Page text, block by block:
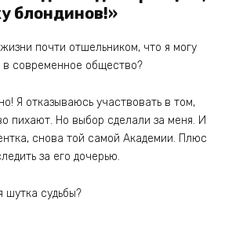
блондинов!»
почти отшельником, что я могу
в современное общество?
Я отказываюсь участвовать в том,
пихают. Но выбор сделали за меня. И
снова той самой Академии. Плюс
за его дочерью.
шутка судьбы?